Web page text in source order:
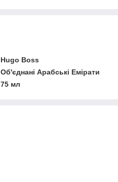
Hugo Boss
Об'єднані Арабські Емірати
75 мл